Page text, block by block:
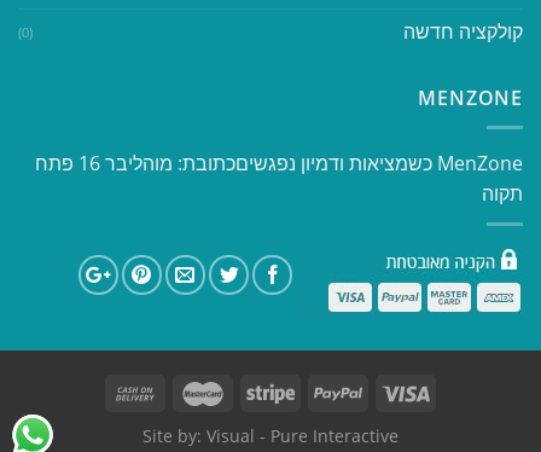
קולקציה חדשה (0)
MENZONE
​​MenZone כשמציאות ודמיון נפגשים​ כתובת: מוהליבר 16 פתח
תקוה
Site by: Visual - Pure Interactive